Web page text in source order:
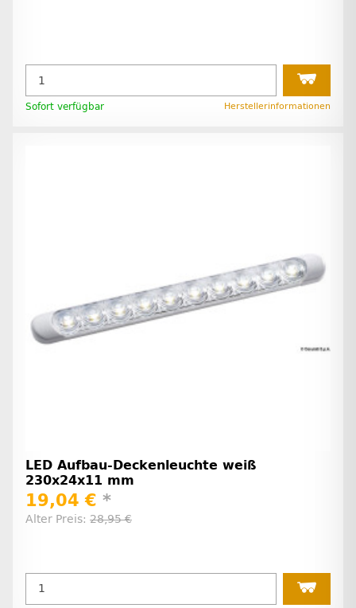
Sofort verfügbar Herstellerinformationen
LED Aufbau-Deckenleuchte weiß
230x24x11 mm
19,04 € *
Alter Preis: 28,95 €